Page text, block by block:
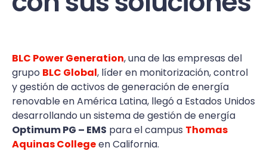
BLC Power Generation, una de las empresas del
grupo BLC Global, líder en monitorización, control
y gestión de activos de generación de energía
renovable en América Latina, llegó a Estados Unidos
desarrollando un sistema de gestión de energía
Optimum PG – EMS para el campus Thomas
Aquinas Collegeen California.